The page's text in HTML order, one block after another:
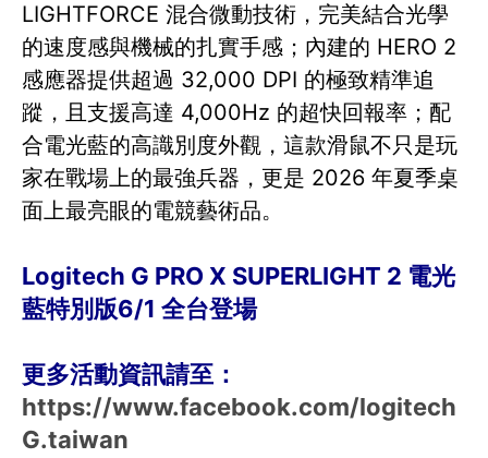
LIGHTFORCE 混合微動技術，完美結合光學
的速度感與機械的扎實手感；內建的 HERO 2
感應器提供超過 32,000 DPI 的極致精準追
蹤，且支援高達 4,000Hz 的超快回報率；配
合電光藍的高識別度外觀，這款滑鼠不只是玩
家在戰場上的最強兵器，更是 2026 年夏季桌
面上最亮眼的電競藝術品。
Logitech G PRO X SUPERLIGHT 2 電光
藍特別版6/1 全台登場
更多活動資訊請至：
https://www.facebook.com/logitech
G.taiwan